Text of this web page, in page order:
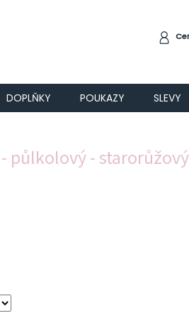
NÁKUPNÍ
DOPLŇKY POUKAZY SLEVY
půlkolový -